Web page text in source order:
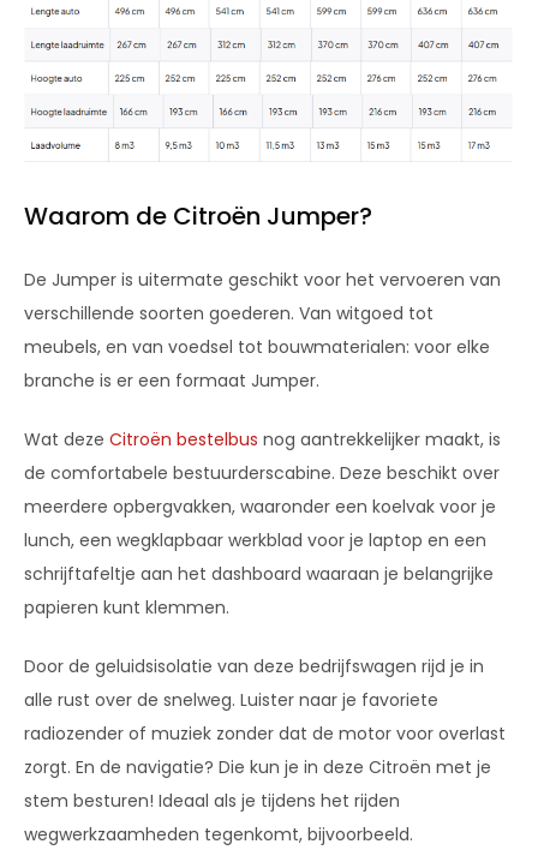
Waarom de Citroën Jumper?
De Jumper is uitermate geschikt voor het vervoeren van
verschillende soorten goederen. Van witgoed tot
meubels, en van voedsel tot bouwmaterialen: voor elke
branche is er een formaat Jumper.
Wat deze Citroën bestelbus nog aantrekkelijker maakt, is
de comfortabele bestuurderscabine. Deze beschikt over
meerdere opbergvakken, waaronder een koelvak voor je
lunch, een wegklapbaar werkblad voor je laptop en een
schrijftafeltje aan het dashboard waaraan je belangrijke
papieren kunt klemmen.
Door de geluidsisolatie van deze bedrijfswagen rijd je in
alle rust over de snelweg. Luister naar je favoriete
radiozender of muziek zonder dat de motor voor overlast
zorgt. En de navigatie? Die kun je in deze Citroën met je
stem besturen! Ideaal als je tijdens het rijden
wegwerkzaamheden tegenkomt, bijvoorbeeld.